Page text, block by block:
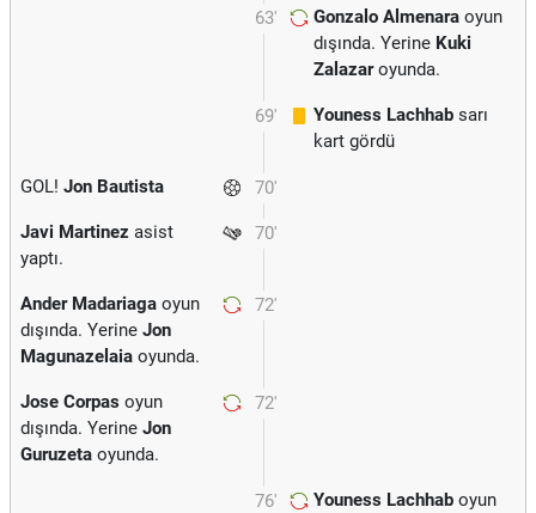
63' Gonzalo Almenara oyun
dışında. Yerine Kuki
Zalazaroyunda.
69' Youness Lachhab sarı
kart gördü
70'
GOL! Jon Bautista
70'
Javi Martinez asist
yaptı.
72'
Ander Madariaga oyun
dışında. Yerine Jon
Magunazelaia oyunda.
72'
Jose Corpas oyun
dışında. Yerine Jon
Guruzeta oyunda.
76' Youness Lachhab oyun